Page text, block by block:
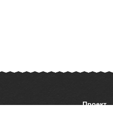
Проект